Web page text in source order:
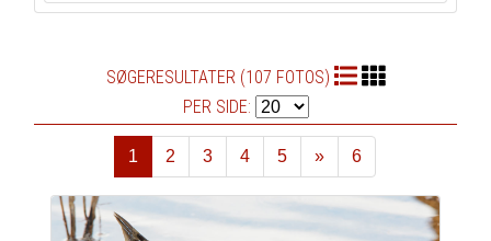
SØGERESULTATER (107 FOTOS)
PER SIDE:
1 2 3 4 5
»
Næste
6